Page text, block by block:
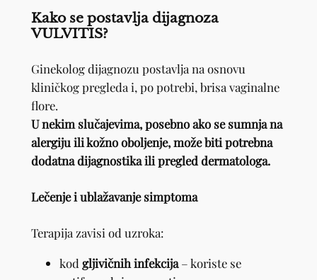
Kako se postavlja dijagnoza
VULVITIS?
Ginekolog dijagnozu postavlja na osnovu
kliničkog pregleda i, po potrebi, brisa vaginalne
flore.
U nekim slučajevima, posebno ako se sumnja na
alergiju ili kožno oboljenje, može biti potrebna
dodatna dijagnostika ili pregled dermatologa.
Lečenje i ublažavanje simptoma
Terapija zavisi od uzroka:
kod gljivičnih infekcija– koriste se